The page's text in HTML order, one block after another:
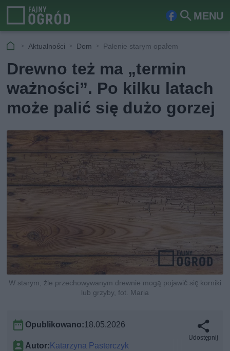
MENU
Fa
ceb
ook
Szu
Aktualności Dom Palenie starym opałem
Drewno też ma „termin
ważności”. Po kilku latach
może palić się dużo gorzej
W starym, źle przechowywanym drewnie mogą pojawić się korniki
lub grzyby, fot. Maria
Opublikowano:18.05.2026
Autor:Katarzyna Pasterczyk
Udostępnij